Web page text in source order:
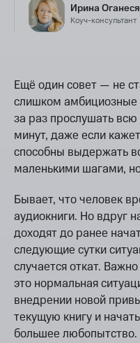
Ирина
Коуч-консультант
Ещё один совет — не
слишком амбициозные
за раз прослушать всю
минут, даже если
способны выдержать
маленькими шагами,
Бывает, что человек
аудиокниги. Но вдруг
доходят до ранее
следующие сутки
случается откат.
это нормальная
внедрении новой
текущую книгу и
большее любопытство.